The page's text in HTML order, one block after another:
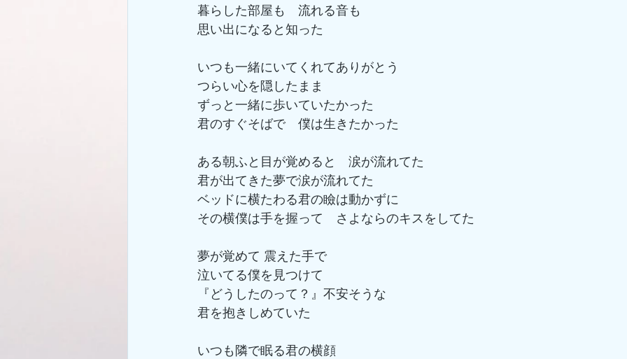
暮らした部屋も　流れる音も
思い出になると知った
いつも一緒にいてくれてありがとう
つらい心を隠したまま
ずっと一緒に歩いていたかった
君のすぐそばで　僕は生きたかった
ある朝ふと目が覚めると　涙が流れてた
君が出てきた夢で涙が流れてた
ベッドに横たわる君の瞼は動かずに
その横僕は手を握って　さよならのキスをしてた
夢が覚めて 震えた手で
泣いてる僕を見つけて
『どうしたのって？』不安そうな
君を抱きしめていた
いつも隣で眠る君の横顔